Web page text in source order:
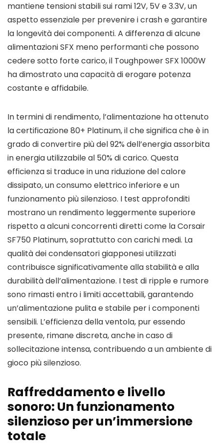
mantiene tensioni stabili sui rami 12V, 5V e 3.3V, un
aspetto essenziale per prevenire i crash e garantire
la longevità dei componenti. A differenza di alcune
alimentazioni SFX meno performanti che possono
cedere sotto forte carico, il Toughpower SFX 1000W
ha dimostrato una capacità di erogare potenza
costante e affidabile.
In termini di rendimento, l’alimentazione ha ottenuto
la certificazione 80+ Platinum, il che significa che è in
grado di convertire più del 92% dell’energia assorbita
in energia utilizzabile al 50% di carico. Questa
efficienza si traduce in una riduzione del calore
dissipato, un consumo elettrico inferiore e un
funzionamento più silenzioso. I test approfonditi
mostrano un rendimento leggermente superiore
rispetto a alcuni concorrenti diretti come la Corsair
SF750 Platinum, soprattutto con carichi medi. La
qualità dei condensatori giapponesi utilizzati
contribuisce significativamente alla stabilità e alla
durabilità dell’alimentazione. I test di ripple e rumore
sono rimasti entro i limiti accettabili, garantendo
un’alimentazione pulita e stabile per i componenti
sensibili. L’efficienza della ventola, pur essendo
presente, rimane discreta, anche in caso di
sollecitazione intensa, contribuendo a un ambiente di
gioco più silenzioso.
Raffreddamento e livello
sonoro: Un funzionamento
silenzioso per un’immersione
totale